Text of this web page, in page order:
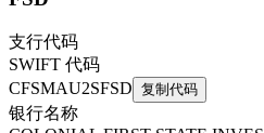
支行代码
SWIFT 代码
CFSMAU2SFSD 复制代码
银行名称